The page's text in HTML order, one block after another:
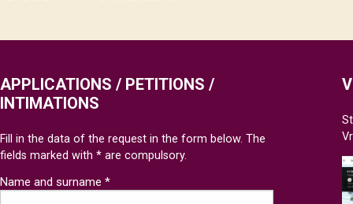
APPLICATIONS / PETITIONS /
INTIMATIONS
Fill in the data of the request in the form below. The
fields marked with * are compulsory.
Name and surname *